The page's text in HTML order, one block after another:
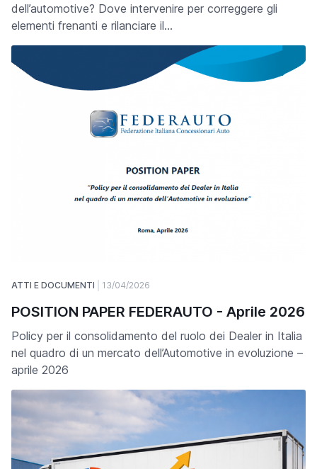
dell’automotive? Dove intervenire per correggere gli
elementi frenanti e rilanciare il…
ATTI E DOCUMENTI 13/04/2026
POSITION PAPER FEDERAUTO - Aprile 2026
Policy per il consolidamento del ruolo dei Dealer in Italia
nel quadro di un mercato dell’Automotive in evoluzione –
aprile 2026